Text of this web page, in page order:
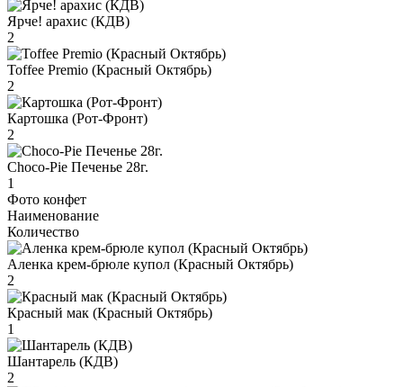
Ярче! арахис (КДВ)
2
Toffee Premio (Красный Октябрь)
2
Картошка (Рот-Фронт)
2
Choco-Pie Печенье 28г.
1
Фото конфет
Наименование
Количество
Аленка крем-брюле купол (Красный Октябрь)
2
Красный мак (Красный Октябрь)
1
Шантарель (КДВ)
2